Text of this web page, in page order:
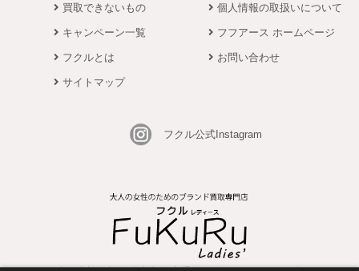
買取できないもの
キャンペーン一覧
フクルとは
サイトマップ
個人情報の取扱いについて
フフアース ホームページ
お問い合わせ
フクル公式Instagram